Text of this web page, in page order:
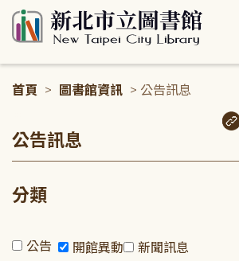
首頁 > 圖書館資訊 > 公告訊息
公告訊息
分類
公告 開館異動 新聞訊息